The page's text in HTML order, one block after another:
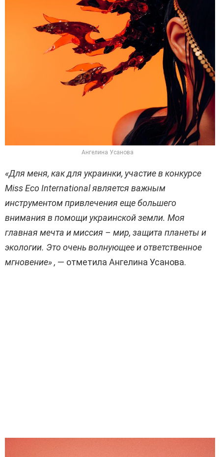
Ангелина Усанова
«Для меня, как для украинки, участие в конкурсе
Miss Eco International является важным
инструментом привлечения еще большего
внимания в помощи украинской земли. Моя
главная мечта и миссия – мир, защита планеты и
экологии. Это очень волнующее и ответственное
мгновение» , — отметила Ангелина Усанова.